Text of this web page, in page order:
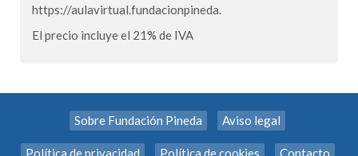
https://aulavirtual.fundacionpineda.
El precio incluye el 21% de IVA
Sobre Fundación Pineda Aviso legal
Política de privacidad Política de cookies Contacto